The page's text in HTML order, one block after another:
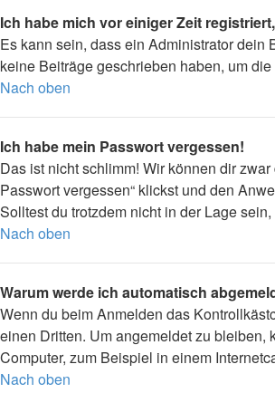
Ich habe mich vor einiger Zeit
Es kann sein, dass ein Administrator
keine Beiträge geschrieben haben, um
Nach oben
Ich habe mein Passwort vergessen!
Das ist nicht schlimm! Wir können dir
Passwort vergessen“ klickst und den
Solltest du trotzdem nicht in der Lage
Nach oben
Warum werde ich automatisch
Wenn du beim Anmelden das
einen Dritten. Um angemeldet zu bleiben,
Computer, zum Beispiel in einem
Nach oben